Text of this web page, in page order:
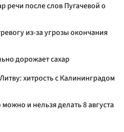
речи после слов Пугачевой о
из-за угрозы окончания
дорожает сахар
хитрость с Калининградом
и нельзя делать 8 августа